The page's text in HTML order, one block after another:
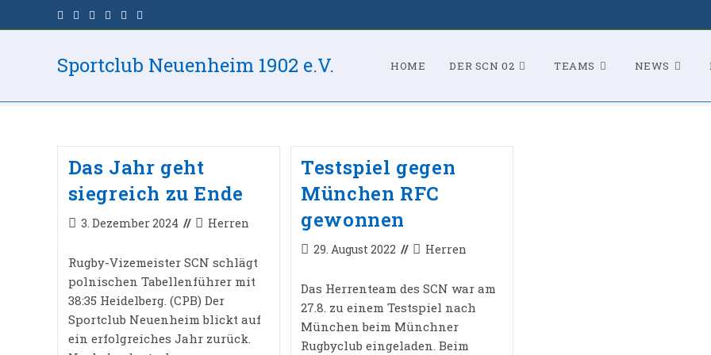
Inhalt
Sportclub Neuenheim 1902 e.V. HOME DER SCN 02 TEAMS NEWS
Testmatch
>
Das Jahr geht
siegreich zu Ende
Beitrag
3. Dezember 2024
Beitrags-
Herren
Rugby-Vizemeister SCN schlägt
polnischen Tabellenführer mit
38:35 Heidelberg. (CPB) Der
Sportclub Neuenheim blickt auf
ein erfolgreiches Jahr zurück.
Testspiel gegen
München RFC
gewonnen
Beitrag
29. August 2022
Beitrags-
Herren
Das Herrenteam des SCN war am
27.8. zu einem Testspiel nach
München beim Münchner
Rugbyclub eingeladen. Beim